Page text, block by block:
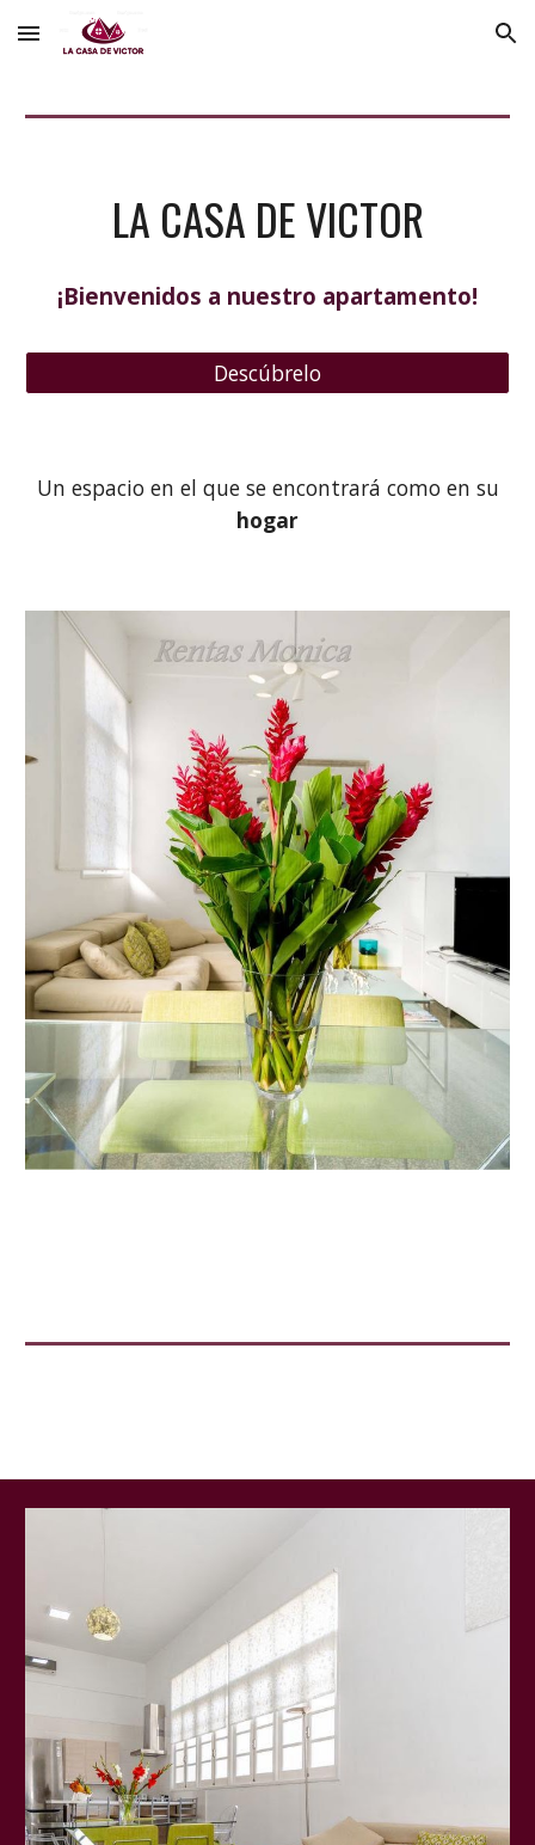
Skip to main content Skip to navigation
LA CASA DE VICTOR
¡Bienvenidos a nuestro apartamento!
Descúbrelo
Un espacio en el que se encontrará como en su
hogar